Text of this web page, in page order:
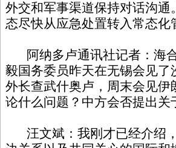
外交和军事渠道保持对话沟
态尽快从应急处置转入常态化
阿纳多卢通讯社记者：海
毅国务委员昨天在无锡会见
外长查武什奥卢，周末会见
论什么问题？中方会否提出
汪文斌：我刚才已经介绍